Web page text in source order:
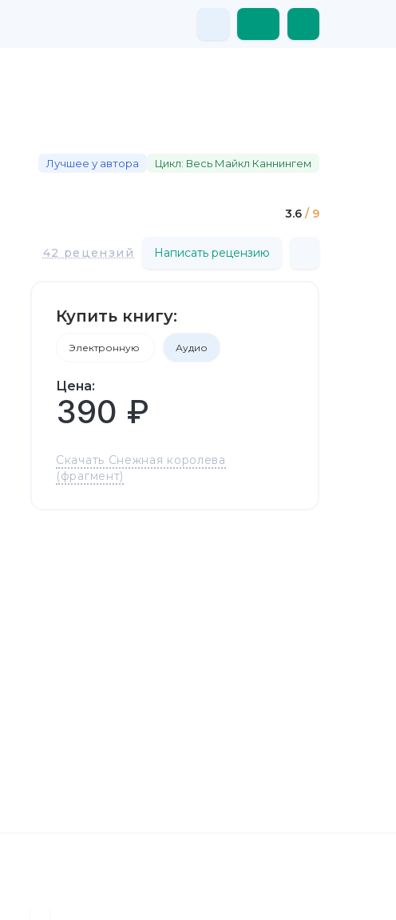
Лучшее у автора Цикл: Весь Майкл Каннингем
3.6 / 9
42 рецензий Написать рецензию
Купить книгу:
Электронную Аудио
Цена:
390 ₽
Скачать Снежная королева
(фрагмент)